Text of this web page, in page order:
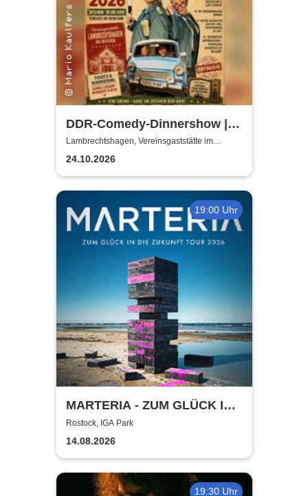
DDR-Comedy-Dinnershow |
Kulinarik trifft Kult-Comedy
Lambrechtshagen, Vereinsgaststätte im
Gemeindezentrum Lambrechtshagen
24.10.2026
19:00 Uhr
MARTERIA - ZUM GLÜCK IN
DIE ZUKUNFT TOUR 2026
Rostock, IGA Park
14.08.2026
19:30 Uhr